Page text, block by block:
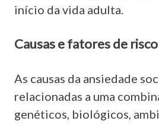
início da vida adulta.
Causas e fatores de risco
As causas da ansiedade
relacionadas a uma
genéticos, biológicos,